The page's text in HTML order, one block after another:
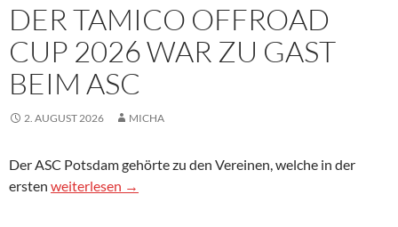
DER TAMICO OFFROAD
CUP 2026 WAR ZU GAST
BEIM ASC
2. AUGUST 2026 MICHA
Der ASC Potsdam gehörte zu den Vereinen, welche in der
ersten Der Tamico Offroad Cup 2026 war zu Gast beim ASC
weiterlesen →